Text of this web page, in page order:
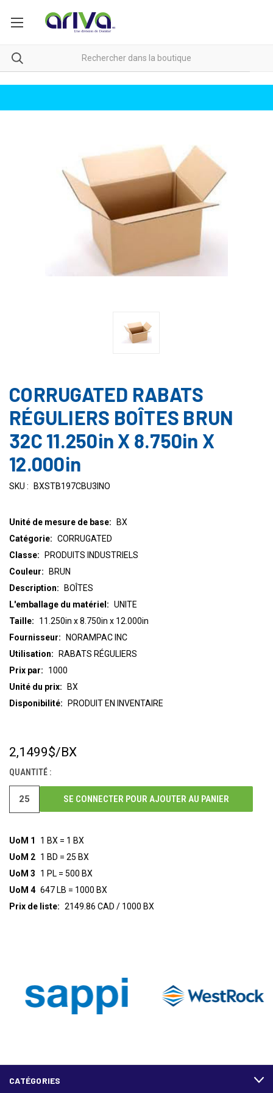
CORRUGATED RABATS
RÉGULIERS BOÎTES BRUN
32C 11.250in X 8.750in X
12.000in
SKU : BXSTB197CBU3INO
Catégorie: CORRUGATED
Classe:
PRODUITS INDUSTRIELS
Couleur:
BRUN
Description:
BOÎTES
Fournisseur: NORAMPAC INC
L'emballage du matériel: UNITE
Unité de mesure de base: BX
Utilisation:
RABATS RÉGULIERS
Prix par:
1000
Unité du prix:
BX
Taille: 11.250in x 8.750in x 12.000in
Disponibilité: PRODUIT EN INVENTAIRE
STOCK
2,1499$/BX
QUANTITÉ :
SE CONNECTER POUR AJOUTER AU PANIER
UoM 1
1 BX = 1 BX
UoM 2 1 BD = 25 BX
UoM 3
1 PL = 500 BX
UoM 4 647 LB = 1000 BX
Prix de liste: 2149.86 CAD / 1000 BX
CATÉGORIES